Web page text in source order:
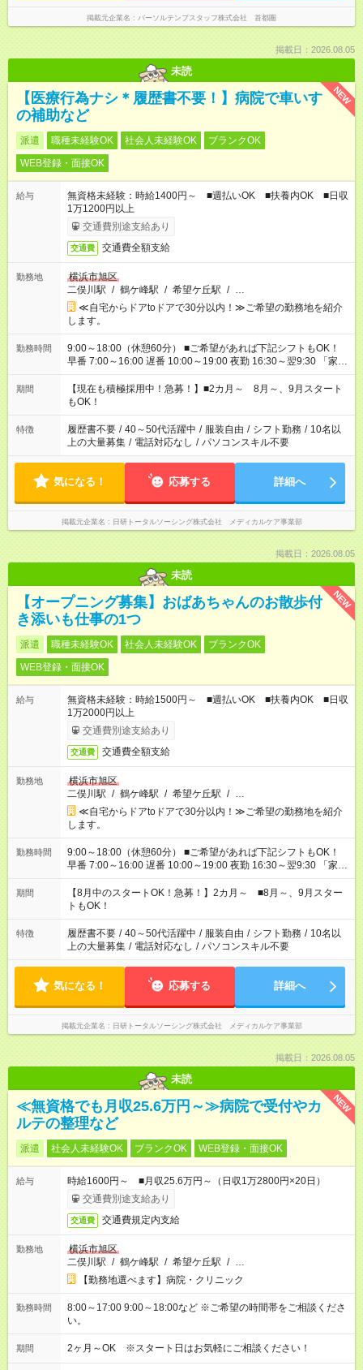
掲載元企業名 パーソルテンプスタッフ株式会社 首都圏
掲載日：2026.08.05
未読
NEW
【医療行為ナシ＊履歴書不要！】病院で車いす
の補助など
派遣 職種未経験OK 社会人未経験OK
ブランクOK
WEB登録・面接OK
給与
無資格未経験：時給1400円～ ■週払いOK ■扶養内OK ■日収
1万1200円以上
交通費別途支給あり
交通費 交通費全額支給
勤務地
横浜市旭区
二俣川駅 / 鶴ケ峰駅 / 希望ケ丘駅 / …
≪自宅からドアtoドアで30分以内！≫ご希望の勤務地を紹介
します。
勤務時間
9:00～18:00（休憩60分） ■ご希望があれば下記シフトもOK！
早番 7:00～16:00 遅番 10:00～19:00 夜勤 16:30～翌9:30 「家族
と休みを合わせたい」 「余裕を持って夕飯の準備がしたい」
「できれば残業はしたくない」 など、ご希望を教えてください
ね。 ※Wワーク希望の方へ 今ご覧のお仕事で希望する勤務時間
と、もう1つのお仕事の勤務時間が 合計で週40時間を超える場
合は応募できません。
期間
【現在も積極採用中！急募！】■2カ月～ 8月～、9月スタート
もOK！
特徴 履歴書不要 / 40～50代活躍中 / 服装自由 / シフト勤務 / 10名以
上の大量募集 / 電話対応なし / パソコンスキル不要
気になる！ 応募する 詳細へ
掲載元企業名 日研トータルソーシング株式会社 メディカルケア事業部
掲載日：2026.08.05
未読
NEW
【オープニング募集】おばあちゃんのお散歩付
き添いも仕事の1つ
派遣 職種未経験OK 社会人未経験OK
ブランクOK
WEB登録・面接OK
給与
無資格未経験：時給1500円～ ■週払いOK ■扶養内OK ■日収
1万2000円以上
交通費別途支給あり
交通費 交通費全額支給
勤務地
横浜市旭区
二俣川駅 / 鶴ケ峰駅 / 希望ケ丘駅 / …
≪自宅からドアtoドアで30分以内！≫ご希望の勤務地を紹介
します。
勤務時間
9:00～18:00（休憩60分） ■ご希望があれば下記シフトもOK！
早番 7:00～16:00 遅番 10:00～19:00 夜勤 16:30～翌9:30 「家族
と休みを合わせたい」 「余裕を持って夕飯の準備がしたい」
「できれば残業はしたくない」 など、ご希望を教えてください
ね。 ※Wワーク希望の方へ 今ご覧のお仕事で希望する勤務時間
と、もう1つのお仕事の勤務時間。 合計で週40時間を超える場
合は応募できません。
期間
【8月中のスタートOK！急募！】2カ月～ ■8月～、9月スター
トもOK！
特徴 履歴書不要 / 40～50代活躍中 / 服装自由 / シフト勤務 / 10名以
上の大量募集 / 電話対応なし / パソコンスキル不要
気になる！ 応募する 詳細へ
掲載元企業名 日研トータルソーシング株式会社 メディカルケア事業部
掲載日：2026.08.05
未読
NEW
≪無資格でも月収25.6万円～≫病院で受付やカ
ルテの整理など
派遣 社会人未経験OK ブランクOK WEB登録・面接OK
給与
時給1600円～ ■月収25.6万円～（日収1万2800円×20日）
交通費別途支給あり
交通費 交通費規定内支給
勤務地
横浜市旭区
二俣川駅 / 鶴ケ峰駅 / 希望ケ丘駅 / …
【勤務地選べます】病院・クリニック
勤務時間
8:00～17:00 9:00～18:00など ※ご希望の時間帯をご相談くださ
い。
期間 2ヶ月～OK ※スタート日はお気軽にご相談ください！